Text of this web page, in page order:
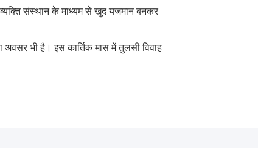
संस्थान के माध्यम से खुद यजमान बनकर
भी है। इस कार्तिक मास में तुलसी विवाह